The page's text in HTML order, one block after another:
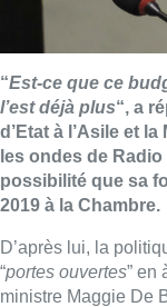
“Est-ce que ce
l’est déjà plus“, a
d’Etat à l’Asile et
les ondes de
possibilité que sa
2019 à la Chambre.
D’après lui, la
“portes ouvertes” en
ministre Maggie De